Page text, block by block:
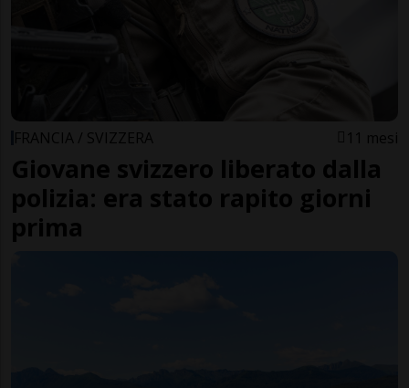
FRANCIA / SVIZZERA 11 mesi
Giovane svizzero liberato dalla
polizia: era stato rapito giorni
prima